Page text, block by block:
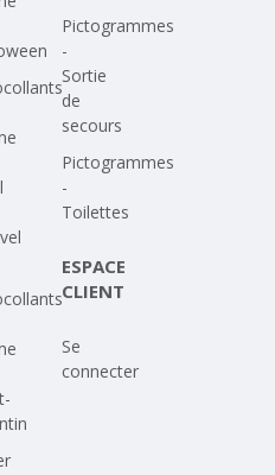
Pictogrammes
-
Sortie
de
secours
Pictogrammes
-
Toilettes
ESPACE
CLIENT
Se
connecter